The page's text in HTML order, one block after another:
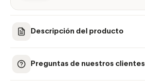
Descripción del producto
Preguntas de nuestros clientes